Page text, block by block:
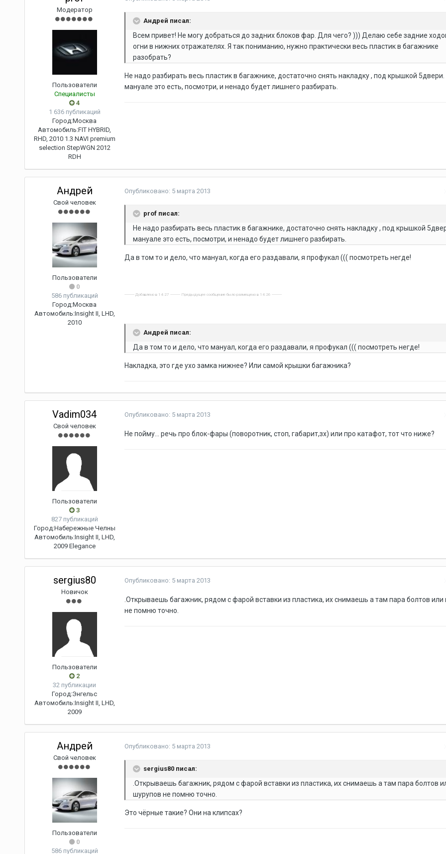
Модератор
Пользователи
Специалисты
4
1 636 публикаций
Город:Москва
Автомобиль:FIT HYBRID,
RHD, 2010 1.3 NAVI premium
selection StepWGN 2012
RDH
Андрей писал:
Всем привет! Не могу добраться до задних блоков фар. Для чего? ))) Делаю себе задние
огни в нижних отражателях. Я так пониманию, нужно практически весь пластик в багажнике
разобрать?
Не надо разбирать весь пластик в багажнике, достаточно снять накладку , под крышкой 5двери.
мануале это есть, посмотри, и ненадо будет лишнего разбирать.
Андрей
Свой человек
Пользователи
0
586 публикаций
Город:Москва
Автомобиль:Insight II, LHD,
2010
Опубликовано: 5 марта 2013
prof писал:
Не надо разбирать весь пластик в багажнике, достаточно снять накладку , под крышкой
мануале это есть, посмотри, и ненадо будет лишнего разбирать.
Да в том то и дело, что мануал, когда его раздавали, я профукал ((( посмотреть негде!
---------- Добавлено в 14:27 ---------- Предыдущее сообщение было размещено в 14:26 ----------
Андрей писал:
Да в том то и дело, что мануал, когда его раздавали, я профукал ((( посмотреть негде!
Накладка, это где ухо замка нижнее? Или самой крышки багажника?
Vadim034
Свой человек
Пользователи
3
827 публикаций
Город:Набережные Челны
Автомобиль:Insight II, LHD,
2009 Elegance
Опубликовано: 5 марта 2013
Не пойму... речь про блок-фары (поворотник, стоп, габарит,зх) или про катафот, тот что ниже?
sergius80
Новичок
Пользователи
2
32 публикации
Город:Энгельс
Автомобиль:Insight II, LHD,
2009
Опубликовано: 5 марта 2013
.Открываешь багажник, рядом с фарой вставки из пластика, их снимаешь а там пара болтов или
не помню точно.
Андрей
Свой человек
Пользователи
0
586 публикаций
Опубликовано: 5 марта 2013
sergius80 писал:
.Открываешь багажник, рядом с фарой вставки из пластика, их снимаешь а там пара болтов
шурупов не помню точно.
Это чёрные такие? Они на клипсах?